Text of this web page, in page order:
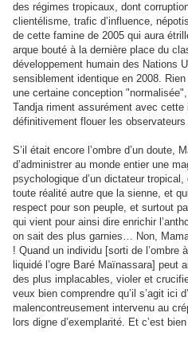
des régimes tropicaux, dont
clientélisme, trafic d’influence,
de cette famine de 2005 qui aura
arque bouté à la dernière place du
développement humain des Nations
sensiblement identique en 2008.
une certaine conception
Tandja riment assurément avec cette
définitivement flouer les
S’il était encore l’ombre d’un doute,
d’administrer au monde entier une
psychologique d’un dictateur
toute réalité autre que la sienne, et
respect pour son peuple, et surtout
qui vient pour ainsi dire enrichir
on sait des plus garnies… Non,
! Quand un individu [sorti de l’ombre
liquidé l’ogre Baré Maïnassara] peut
des plus implacables, violer et
veux bien comprendre qu’il s’agit ici
malencontreusement intervenu au
lors digne d’exemplarité. Et c’est